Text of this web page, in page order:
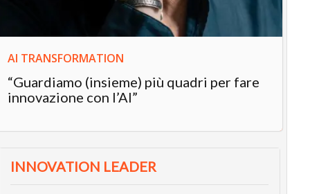
AI TRANSFORMATION
“Guardiamo (insieme) più quadri per fare
innovazione con l’AI”
INNOVATION LEADER